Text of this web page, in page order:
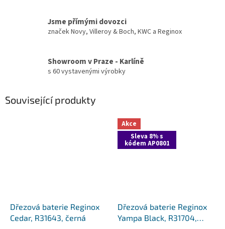
Jsme přímými dovozci
značek Novy, Villeroy & Boch, KWC a Reginox
Showroom v Praze - Karlíně
s 60 vystavenými výrobky
Související produkty
Dřezová baterie Reginox
Cedar, R31643, černá
Akce
Sleva 8% s
kódem AP0801
Dřezová baterie Reginox
Yampa Black, R31704,